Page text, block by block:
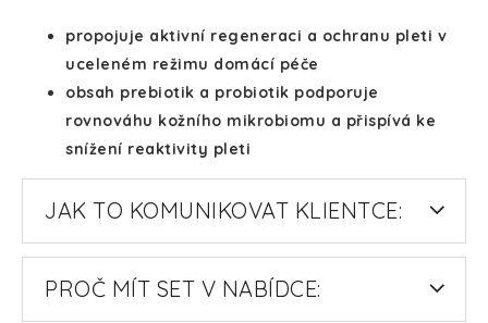
propojuje aktivní regeneraci a ochranu pleti v
uceleném režimu domácí péče
obsah prebiotik a probiotik podporuje
rovnováhu kožního mikrobiomu a přispívá ke
snížení reaktivity pleti
JAK TO KOMUNIKOVAT KLIENTCE:
PROČ MÍT SET V NABÍDCE: